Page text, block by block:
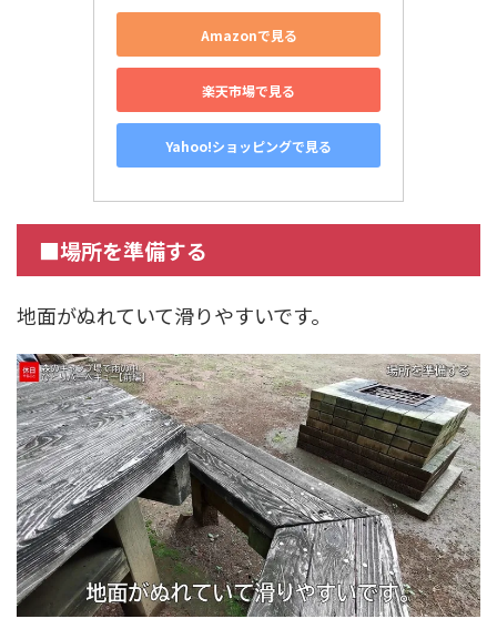
Amazonで見る
楽天市場で見る
Yahoo!ショッピングで見る
■場所を準備する
地面がぬれていて滑りやすいです。